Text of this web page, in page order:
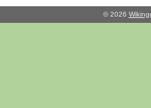
© 2026